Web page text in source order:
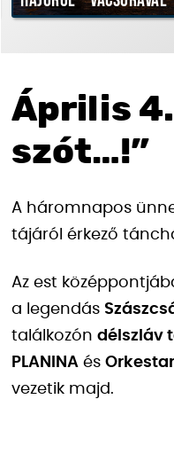
Április
szót…!”
A háromnapos
tájáról érkező
Az est
a legendás
találkozón délszláv
PLANINA és
vezetik majd.